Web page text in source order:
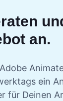
an.
Adobe
ein
für Deinen